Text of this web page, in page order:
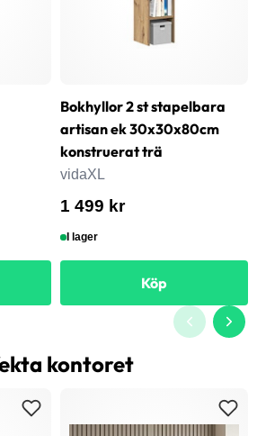
Bokhyllor 2 st stapelbara
artisan ek 30x30x80cm
konstruerat trä
vidaXL
1 499 kr
I lager
Köp
kontoret